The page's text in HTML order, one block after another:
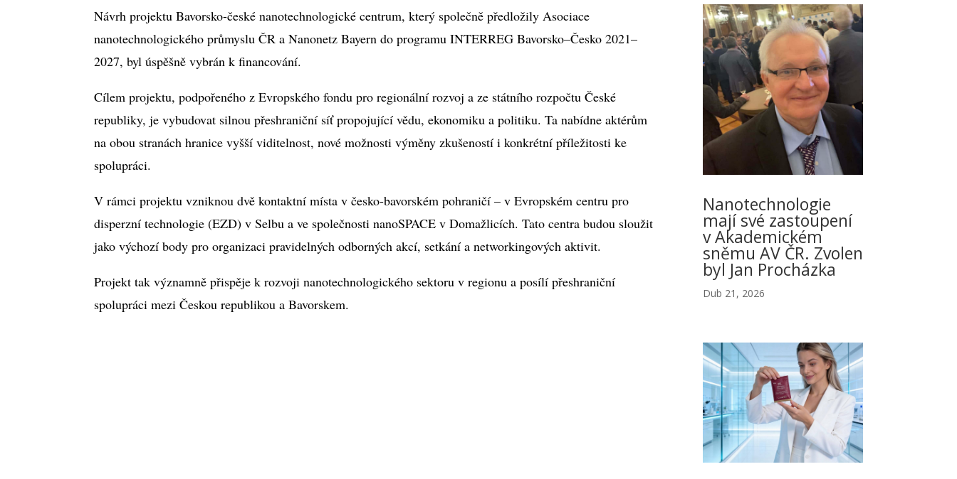
Návrh projektu Bavorsko-české nanotechnologické centrum, který společně předložily Asociace
nanotechnologického průmyslu ČR a Nanonetz Bayern do programu INTERREG Bavorsko–Česko 2021–
2027, byl úspěšně vybrán k financování.
Cílem projektu, podpořeného z Evropského fondu pro regionální rozvoj a ze státního rozpočtu České
republiky, je vybudovat silnou přeshraniční síť propojující vědu, ekonomiku a politiku. Ta nabídne aktérům
na obou stranách hranice vyšší viditelnost, nové možnosti výměny zkušeností i konkrétní příležitosti ke
spolupráci.
V rámci projektu vzniknou dvě kontaktní místa v česko-bavorském pohraničí – v Evropském centru pro
disperzní technologie (EZD) v Selbu a ve společnosti nanoSPACE v Domažlicích. Tato centra budou sloužit
jako výchozí body pro organizaci pravidelných odborných akcí, setkání a networkingových aktivit.
Projekt tak významně přispěje k rozvoji nanotechnologického sektoru v regionu a posílí přeshraniční
spolupráci mezi Českou republikou a Bavorskem.
Nanotechnologie
mají své zastoupení
v Akademickém
sněmu AV ČR. Zvolen
byl Jan Procházka
Dub 21, 2026